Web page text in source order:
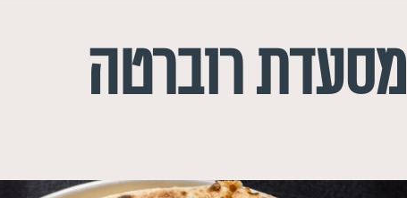
עלה הביתה x מסעדת רוברטה